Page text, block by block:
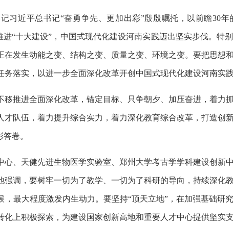
近平总书记“奋勇争先、更加出彩”殷殷嘱托，以前瞻30年
进“十大建设”，中国式现代化建设河南实践迈出坚实步伐。特
在发生动能之变、结构之变、质量之变、环境之变。要把思想
务落实，以进一步全面深化改革开创中国式现代化建设河南实践
进全面深化改革，锚定目标、只争朝夕、加压奋进，着力
队伍，着力提升综合实力，着力深化教育综合改革，打造创
卷。
天健先进生物医学实验室、郑州大学考古学学科建设创新
调，要树牢一切为了教学、一切为了科研的导向，持续深化
最大程度激发内生动力。要坚持“顶天立地”，在加强基础研
上积极探索，为建设国家创新高地和重要人才中心提供坚实支